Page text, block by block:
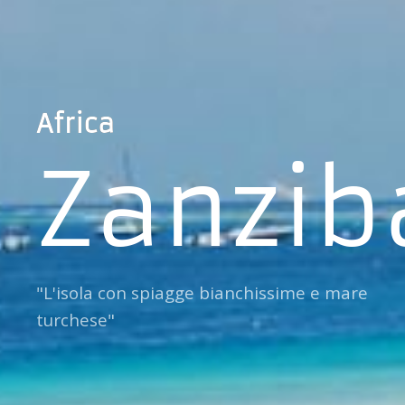
Africa
"L'isola con spiagge bianchissime e mare
turchese"